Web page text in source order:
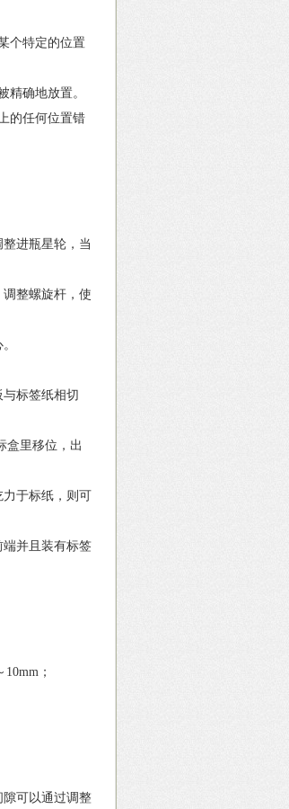
个特定的位置
确地放置。
的任何位置错
进瓶星轮，当
整螺旋杆，使
标签纸相切
盒里移位，出
于标纸，则可
并且装有标签
；
可以通过调整